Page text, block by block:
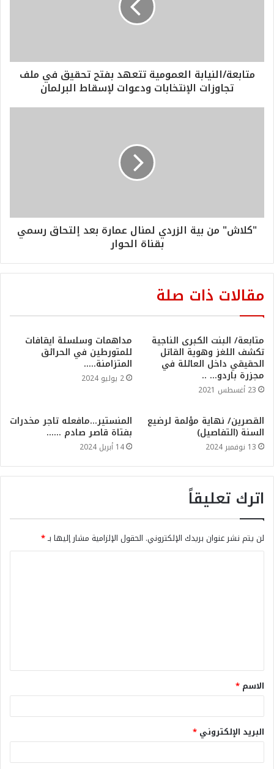
متابعة/النيابة العمومية تتعهد بفتح تحقيق في ملف
تجاوزات الإنتخابات ودعوات لإسقاط البرلمان
"كلاش" من بية الزردي لمنال عمارة بعد إلتحاق رسمي
بقناة الحوار
مقالات ذات صلة
متابعة/ البنت الكبرى الناجية
تكشف اللغز وهوية القاتل
الحقيقي داخل العائلة في
مجزرة باردو… ..
23 أغسطس 2021
مداهمات وسلسلة ايقافات
للمتورطين في الحرائق
المتزامنة…..
2 يوليو 2024
القصرين/ نهاية مؤلمة لرضيع
السنة (التفاصيل)
13 نوفمبر 2024
المنستير…مافعله تاجر مخدرات
بفتاة قاصر صادم ……
14 أبريل 2024
اترك تعليقاً
لن يتم نشر عنوان بريدك الإلكتروني. الحقول الإلزامية مشار إليها بـ*
الاسم *
البريد الإلكتروني *